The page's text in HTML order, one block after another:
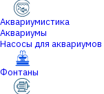
Аквариумистика
Аквариумы
Насосы для аквариумов
Фонтаны